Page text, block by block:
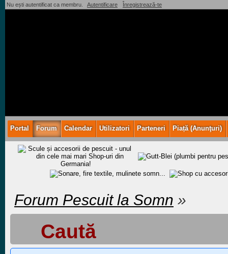
Nu ești autentificat ca membru. Autentificare Înregistrează-te
Portal Forum Calendar Utilizatori Parteneri Piață (Anunţuri)
Forum Pescuit la Somn »
Caută